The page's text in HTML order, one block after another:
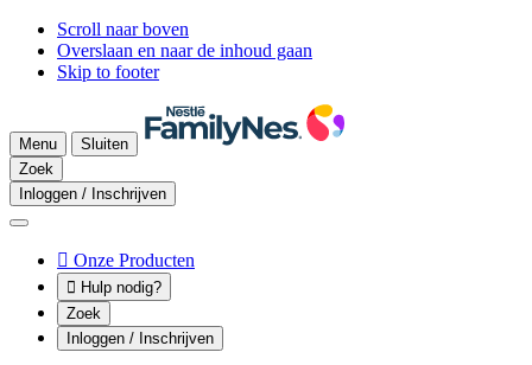
Scroll naar boven
Overslaan en naar de inhoud gaan
Skip to footer
Menu
Sluiten
Zoek
Inloggen / Inschrijven
 Onze Producten
 Hulp nodig?
Zoek
Inloggen / Inschrijven